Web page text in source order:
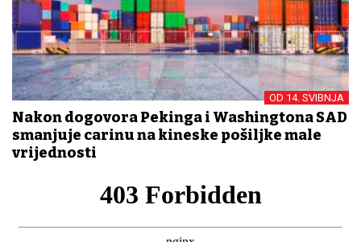
OD 14. SVIBNJA
Nakon dogovora Pekinga i Washingtona SAD
smanjuje carinu na kineske pošiljke male
vrijednosti